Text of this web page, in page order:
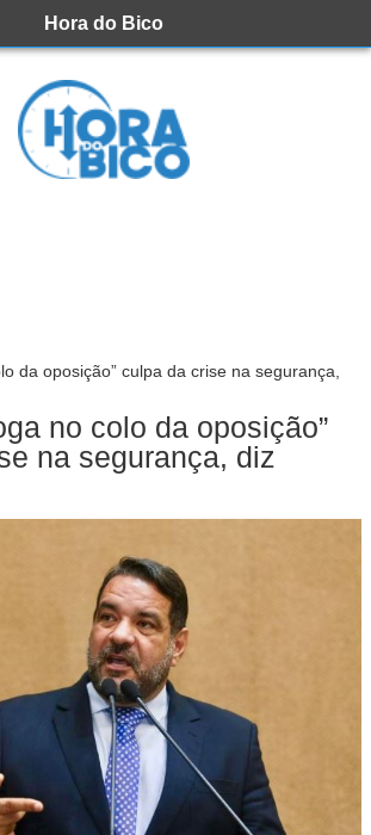
Hora do Bico
da oposição” culpa da crise na segurança,
no colo da oposição”
na segurança, diz